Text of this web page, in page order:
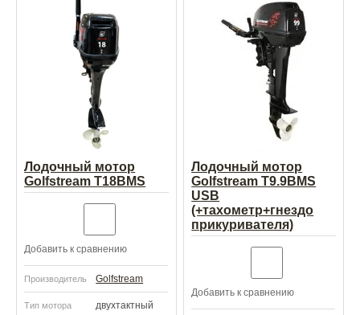
Лодочный мотор
Golfstream T18BMS
Добавить к сравнению
Производитель Golfstream
Тип мотора двухтактный
Лодочный мотор
Golfstream T9.9BMS
USB
(+тахометр+гнездо
прикуривателя)
Добавить к сравнению